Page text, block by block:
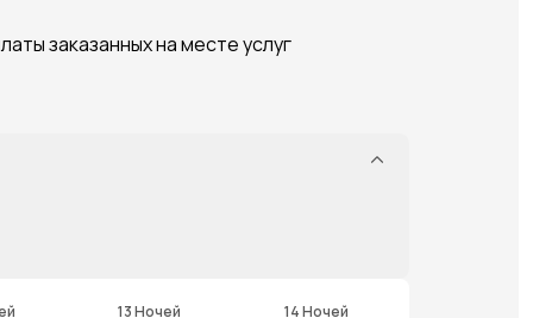
заказанных на месте услуг
13 Ночей 14 Ночей